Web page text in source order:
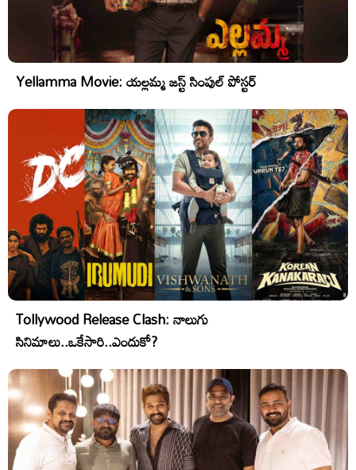
Yellamma Movie: యల్లమ్మ జస్ట్ సింపుల్ పోస్టర్
Tollywood Release Clash: నాలుగు
సినిమాలు..ఒకేసారి..ఎందుకో?